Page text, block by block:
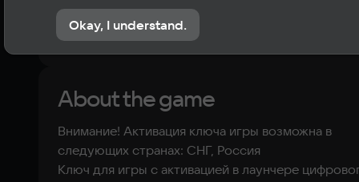
About the game
Внимание! Активация ключа игры возможна в
следующих странах: СНГ, Россия
Ключ для игры с активацией в лаунчере
Okay, I understand.